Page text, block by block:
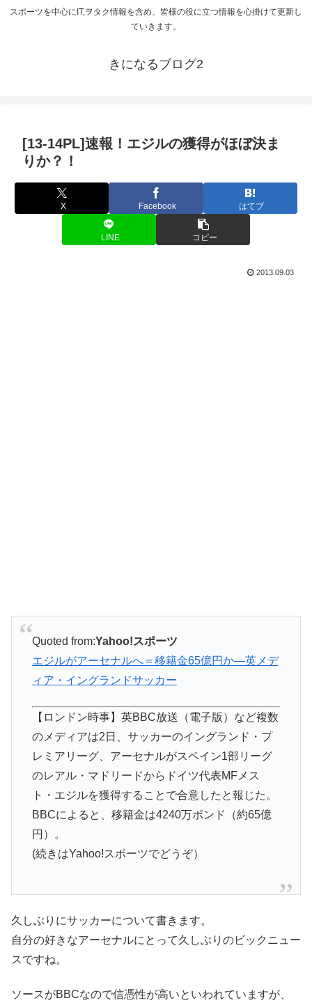
スポーツを中心にIT,ヲタク情報を含め、皆様の役に立つ情報を心掛けて更新し
ていきます。
きになるブログ2
[13-14PL]速報！エジルの獲得がほぼ決ま
りか？！
X Facebook はてブ
LINE コピー
2013.09.03
Quoted from:Yahoo!スポーツ
エジルがアーセナルへ＝移籍金65億円か―英メデ
ィア・イングランドサッカー
【ロンドン時事】英BBC放送（電子版）など複数
のメディアは2日、サッカーのイングランド・プ
レミアリーグ、アーセナルがスペイン1部リーグ
のレアル・マドリードからドイツ代表MFメス
ト・エジルを獲得することで合意したと報じた。
BBCによると、移籍金は4240万ポンド（約65億
円）。
(続きはYahoo!スポーツでどうぞ）
久しぶりにサッカーについて書きます。
自分の好きなアーセナルにとって久しぶりのビックニュー
スですね。
ソースがBBCなので信憑性が高いといわれていますが、